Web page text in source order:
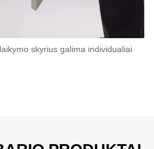
skyrius galima individualiai